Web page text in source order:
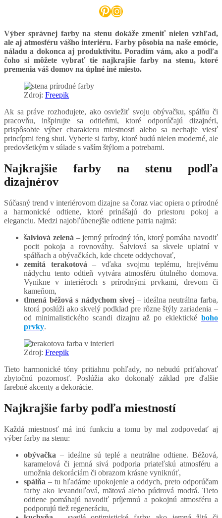
Pinterest
Instagram
Výber správnej farby na stenu dokáže zmeniť nielen vzhľad,
ale aj atmosféru vášho interiéru. Farby pôsobia na naše emócie,
náladu a dokonca aj produktivitu. Poradím vám, ako a podľa
čoho si môžete vybrať tie najkrajšie farby na stenu, ktoré
premenia váš domov na úplné iné miesto.
Zdroj: Freepik
Ak sa práve rozhodujete, ako osviežiť svoju obývačku, spálňu či
pracovňu, inšpirujte sa odtieňmi, ktoré odporúčajú dizajnéri,
prispôsobte výber charakteru miestnosti alebo sa nechajte viesť
princípmi feng shui. Vyberte si farby, ktoré budú nielen moderné, ale
predovšetkým v súlade s vaším štýlom a potrebami.
Najkrajšie farby na stenu podľa
dizajnérov
Súčasný trend v interiérovom dizajne sa čoraz viac opiera o prírodné
a harmonické odtiene, ktoré prinášajú do priestoru pokoj a
eleganciu. Medzi najobľúbenejšie odtiene patria najmä:
šalviová zelená – jemný prírodný tón, ktorý pomáha navodiť
pocit pokoja a rovnováhy. Šalviová sa skvele uplatní v
spálňach a obývačkách, kde chcete oddychovať,
zemitá terakotová– vďaka svojmu teplému, hrejivému
nádychu tento odtieň vytvára atmosféru útulného domova.
Vynikne v interiéroch s prírodnými prvkami, drevom či
kameňom,
tlmená béžová s nádychom sivej– ideálna neutrálna farba,
ktorá poslúži ako skvelý podklad pre rôzne štýly zariadenia –
od minimalistického scandi dizajnu až po eklektické boho
prvky.
Zdroj: Freepik
Tieto harmonické tóny pritiahnu pohľady, no nebudú priťahovať
zbytočnú pozornosť. Poslúžia ako dokonalý základ pre ďalšie
farebné akcenty a dekorácie.
Najkrajšie farby podľa miestností
Každá miestnosť má inú funkciu a tomu by mal zodpovedať aj
výber farby na stenu:
obývačka – ideálne sú teplé a neutrálne odtiene. Béžová,
karamelová či jemná sivá podporia priateľskú atmosféru a
umožnia dekoráciám či obrazom krásne vyniknúť,
spálňa– tu hľadáme upokojenie a oddych, preto odporúčam
farby ako levanduľová, mätová alebo púdrová modrá. Tieto
odtiene pomáhajú navodiť príjemnú a pokojnú atmosféru a
podporujú tiež regeneráciu,